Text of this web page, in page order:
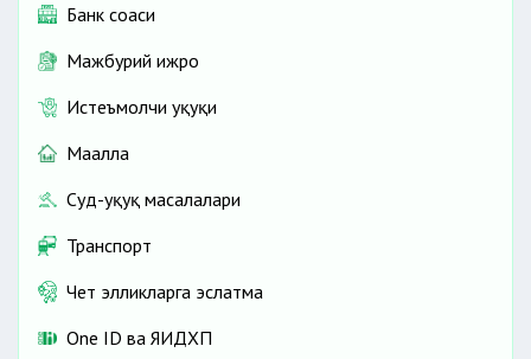
Банк соҳаси
Мажбурий ижро
Истеъмолчи ҳуқуқи
Маҳалла
Суд-ҳуқуқ масалалари
Транспорт
Чет элликларга эслатма
One ID ва ЯИДХП